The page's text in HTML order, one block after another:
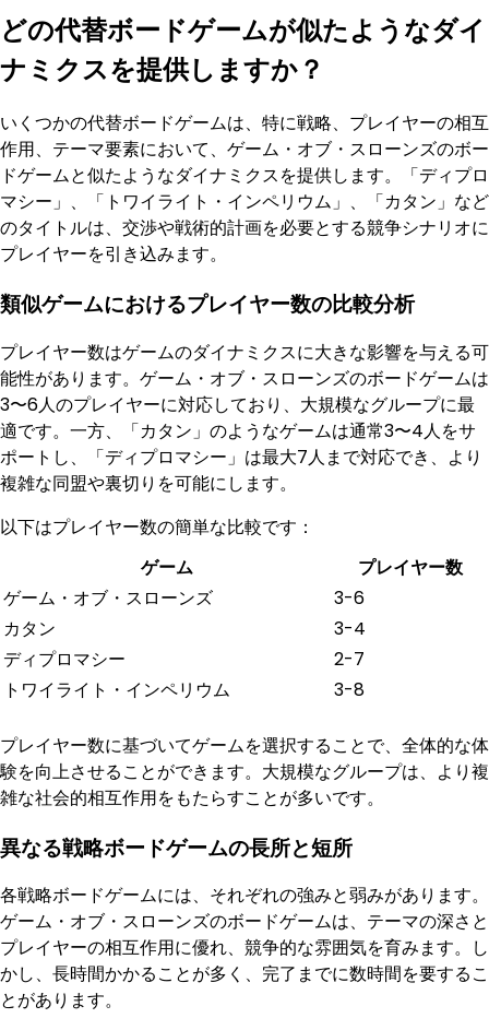
どの代替ボードゲームが似たようなダイ
ナミクスを提供しますか？
いくつかの代替ボードゲームは、特に戦略、プレイヤーの相互
作用、テーマ要素において、ゲーム・オブ・スローンズのボー
ドゲームと似たようなダイナミクスを提供します。「ディプロ
マシー」、「トワイライト・インペリウム」、「カタン」など
のタイトルは、交渉や戦術的計画を必要とする競争シナリオに
プレイヤーを引き込みます。
類似ゲームにおけるプレイヤー数の比較分析
プレイヤー数はゲームのダイナミクスに大きな影響を与える可
能性があります。ゲーム・オブ・スローンズのボードゲームは
3〜6人のプレイヤーに対応しており、大規模なグループに最
適です。一方、「カタン」のようなゲームは通常3〜4人をサ
ポートし、「ディプロマシー」は最大7人まで対応でき、より
複雑な同盟や裏切りを可能にします。
以下はプレイヤー数の簡単な比較です：
ゲーム
プレイヤー数
ゲーム・オブ・スローンズ
3-6
カタン
3-4
ディプロマシー
2-7
トワイライト・インペリウム
3-8
プレイヤー数に基づいてゲームを選択することで、全体的な体
験を向上させることができます。大規模なグループは、より複
雑な社会的相互作用をもたらすことが多いです。
異なる戦略ボードゲームの長所と短所
各戦略ボードゲームには、それぞれの強みと弱みがあります。
ゲーム・オブ・スローンズのボードゲームは、テーマの深さと
プレイヤーの相互作用に優れ、競争的な雰囲気を育みます。し
かし、長時間かかることが多く、完了までに数時間を要するこ
とがあります。